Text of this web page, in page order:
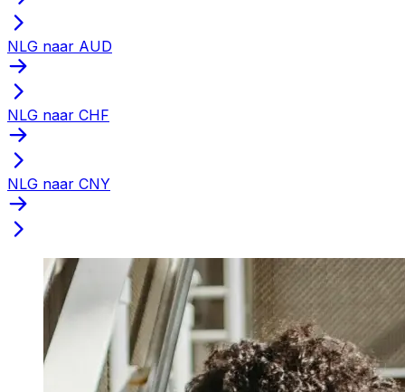
NLG naar AUD
NLG naar CHF
NLG naar CNY